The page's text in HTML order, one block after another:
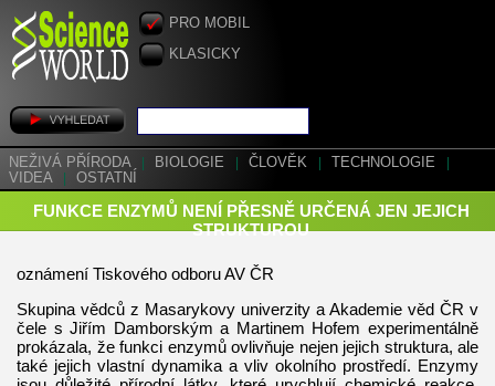
PRO MOBIL
KLASICKY
NEŽIVÁ PŘÍRODA BIOLOGIE ČLOVĚK TECHNOLOGIE
VIDEA
OSTATNÍ
FUNKCE ENZYMŮ NENÍ PŘESNĚ URČENÁ JEN JEJICH
STRUKTUROU
oznámení Tiskového odboru AV ČR
Skupina vědců z Masarykovy univerzity a Akademie věd ČR v
čele s Jiřím Damborským a Martinem Hofem experimentálně
prokázala, že funkci enzymů ovlivňuje nejen jejich struktura, ale
také jejich vlastní dynamika a vliv okolního prostředí. Enzymy